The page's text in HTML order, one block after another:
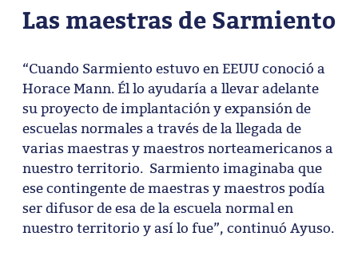
Las maestras de Sarmiento
“Cuando Sarmiento estuvo en EEUU conoció a
Horace Mann. Él lo ayudaría a llevar adelante
su proyecto de implantación y expansión de
escuelas normales a través de la llegada de
varias maestras y maestros norteamericanos a
nuestro territorio. Sarmiento imaginaba que
ese contingente de maestras y maestros podía
ser difusor de esa de la escuela normal en
nuestro territorio y así lo fue”, continuó Ayuso.